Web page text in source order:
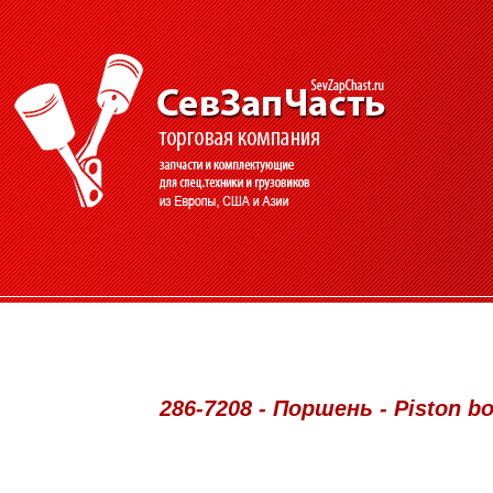
286-7208 - Поршень - Piston